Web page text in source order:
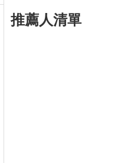
推薦人清單